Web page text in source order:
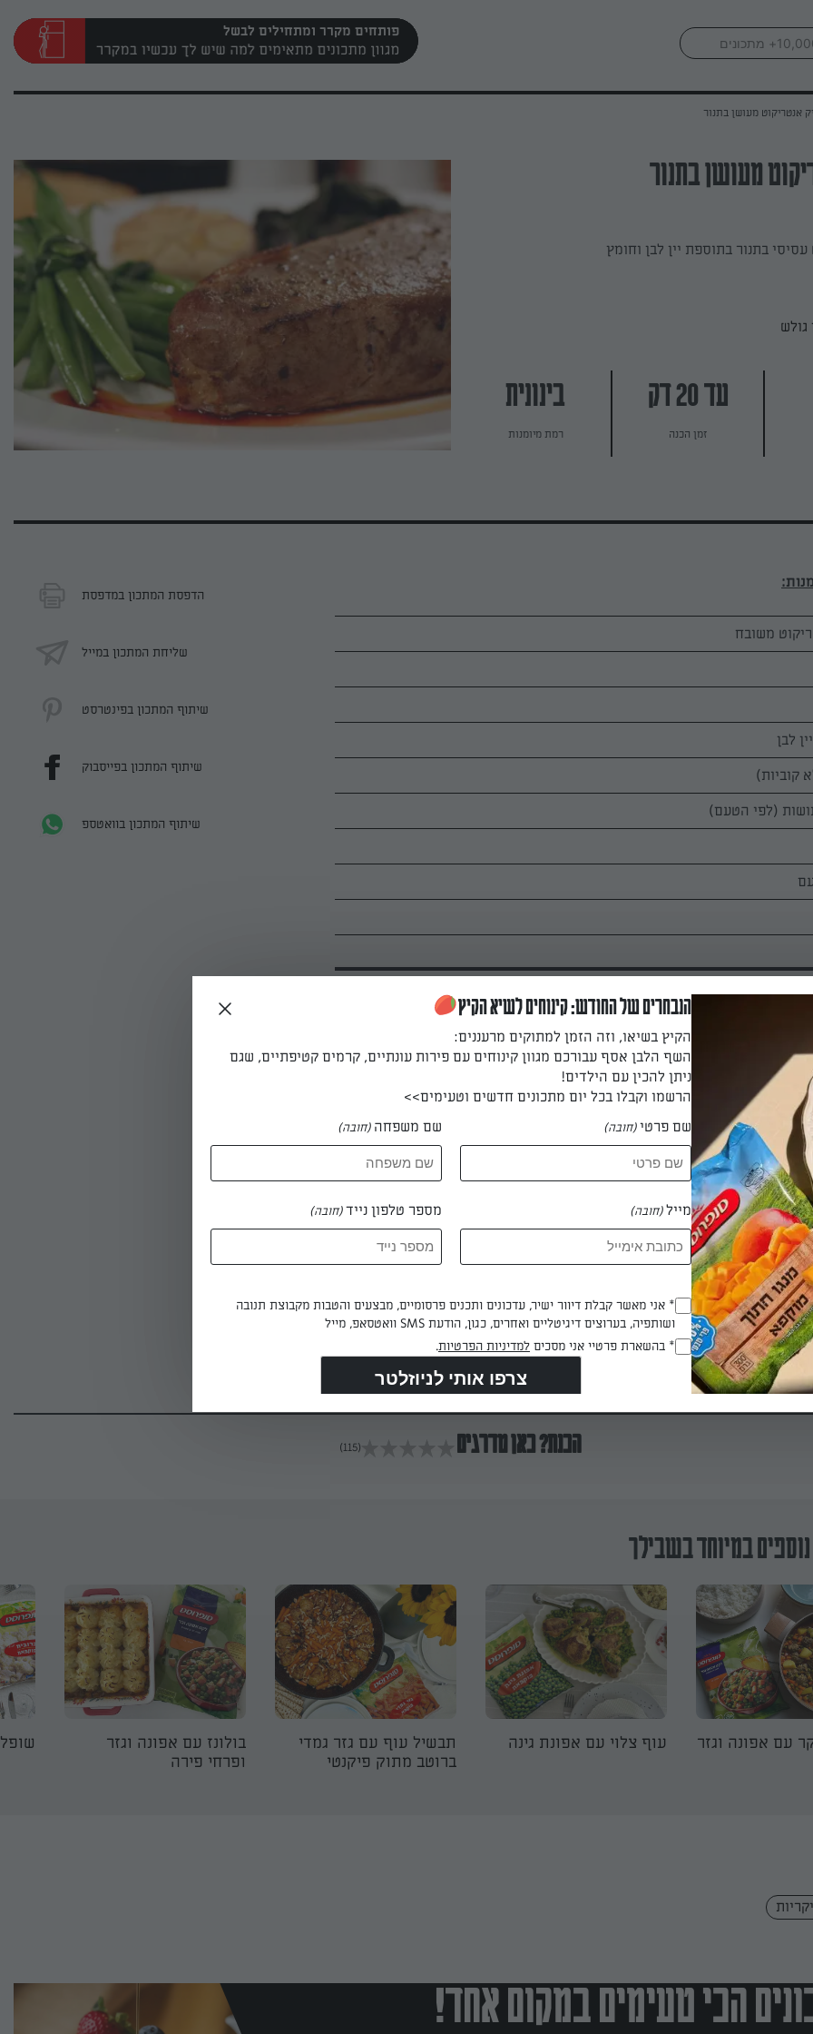
פותחים מקרר ומתחילים לבשל
אנטריקוט מעושן בתנור
מעושן בתנור
בתנור בתוספת יין לבן וחומץ
עד 20 דק
זמן הכנה
בינונית
רמת מיומנות
לחלקים עבים ומשרים כל חלק עם יין לבן במשך כשלוש דקות. לאחר מכן
ומטגנים ביחד טיגון מהיר לצריבה בלבד.
את הבשר. מפלפלים, ממליחים, מוסיפים שמן זית ומתבלים לפי הטעם.
מכניסים לתנור שחומם מראש כ-25 דקות. מוסיפים לצד הבשר את בצל ומעליו את השום ואופים
דקות
הדפסת המתכון במדפסת
שליחת המתכון במייל
שיתוף המתכון בפינטרסט
שיתוף המתכון בפייסבוק
שיתוף המתכון בוואטספ
הכנת? כאן מדרגים (115)
במיוחד בשבילך
עם אפונה וגזר עוף צלוי עם אפונת גינה
תבשיל עוף עם גזר גמדי
ברוטב מתוק פיקנטי
בולונז עם אפונה וגזר
ופרחי פירה
הכי טעימים במקום אחד!
הנבחרים של החודש: קינוחים לשיא הקיץ
הקיץ בשיאו, וזה הזמן למתוקים מרעננים:
השף הלבן אסף עבורכם מגוון קינוחים עם פירות עונתיים, קרמים קטיפתיים, שגם
ניתן להכין עם הילדים!
הרשמו וקבלו בכל יום מתכונים חדשים וטעימים>>
שם פרטי(חובה) שם משפחה (חובה)
מייל(חובה) מספר טלפון נייד(חובה)
Opt_In
(חובה)
* אני מאשר קבלת דיוור ישיר, עדכונים ותכנים פרסומיים, מבצעים והטבות מקבוצת תנובה
ושותפיה, בערוצים דיגיטליים ואחרים, כגון, הודעת SMS וואטסאפ, מייל
RegulationsApproved
* בהשארת פרטיי אני מסכים למדיניות הפרטיות.